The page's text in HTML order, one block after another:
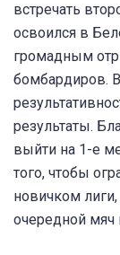
встречать
освоился в
громадным
бомбардиров.
результаты.
выйти на 1-е
того, чтобы
новичком
очередной мяч